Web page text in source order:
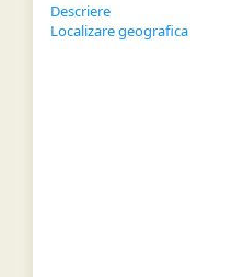
Descriere
Localizare geografica